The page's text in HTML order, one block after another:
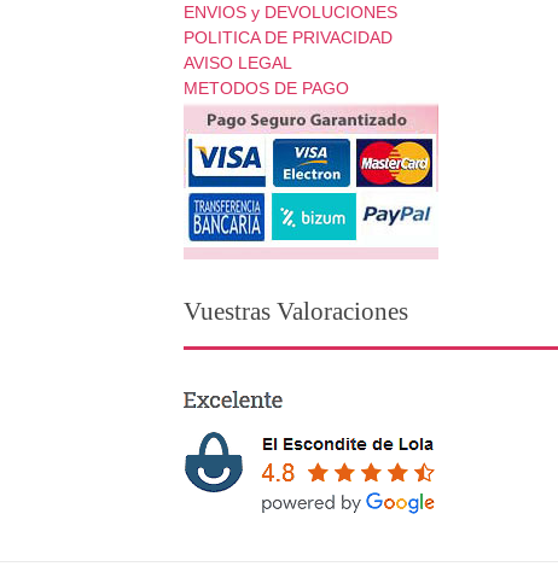
ENVIOS y DEVOLUCIONES
POLITICA DE PRIVACIDAD
AVISO LEGAL
METODOS DE PAGO
Vuestras Valoraciones